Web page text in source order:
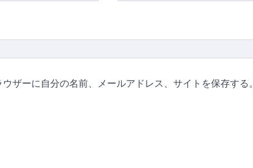
ザーに自分の名前、メールアドレス、サイトを保存する。